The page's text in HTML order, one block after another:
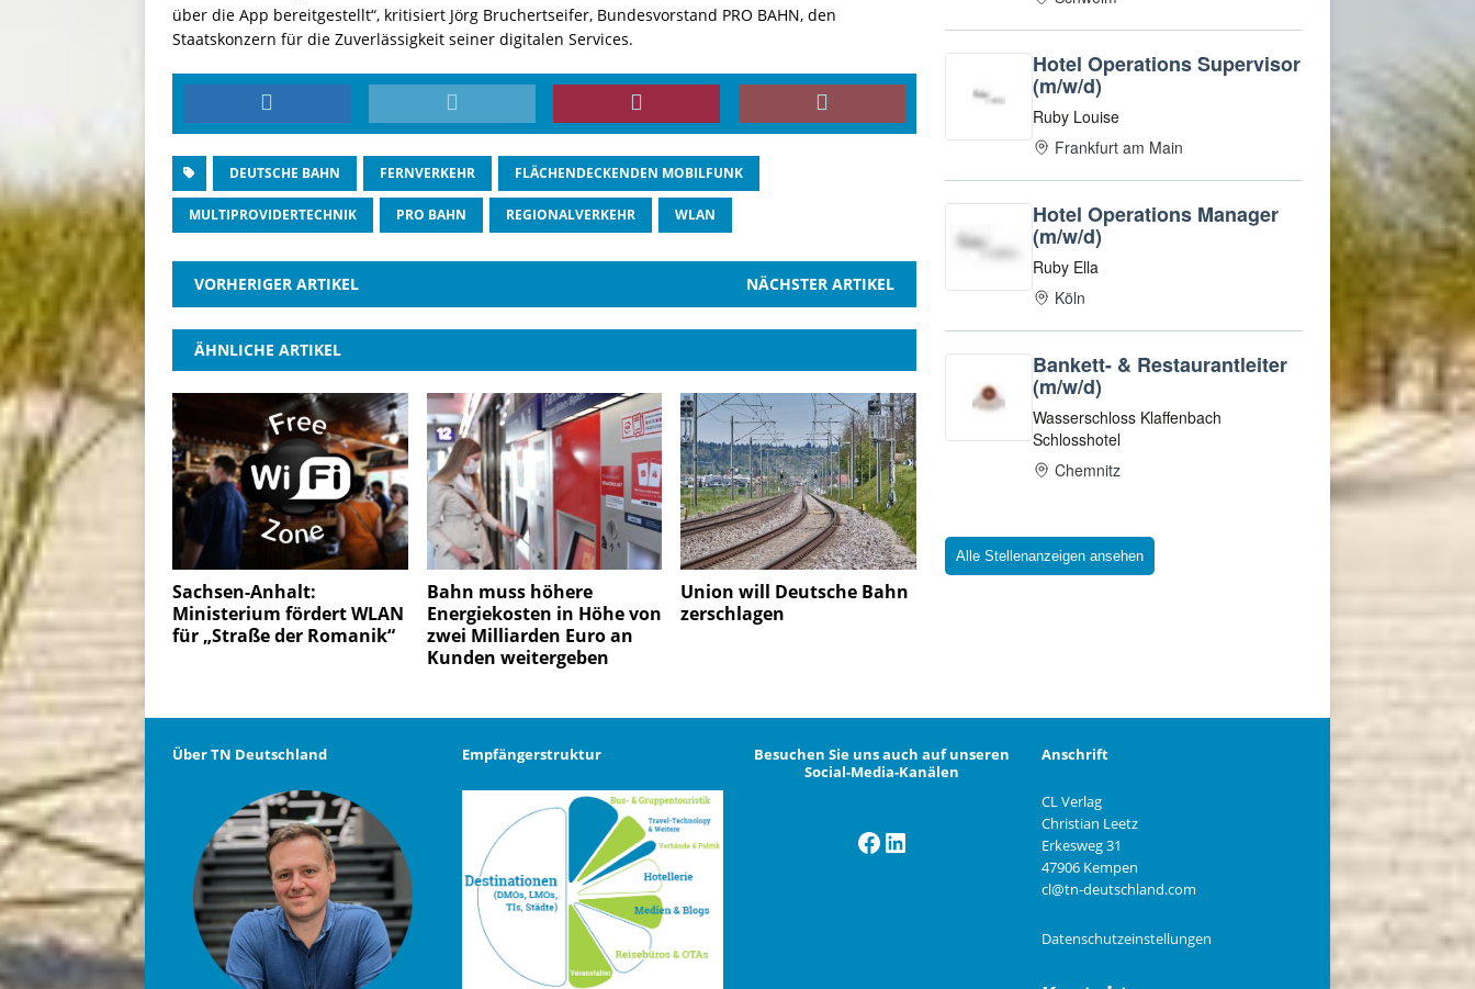
über die App bereitgestellt“, kritisiert Jörg Bruchertseifer, Bundesvorstand PRO BAHN, den
Staatskonzern für die Zuverlässigkeit seiner digitalen Services.
DEUTSCHE BAHN FERNVERKEHR FLÄCHENDECKENDEN MOBILFUNK
MULTIPROVIDERTECHNIK PRO BAHN REGIONALVERKEHR WLAN
VORHERIGER ARTIKEL NÄCHSTER ARTIKEL
ÄHNLICHE ARTIKEL
Sachsen-Anhalt:
Ministerium fördert WLAN
für „Straße der Romanik“
Bahn muss höhere
Energiekosten in Höhe von
zwei Milliarden Euro an
Kunden weitergeben
Union will Deutsche Bahn
zerschlagen
Alle Stellenanzeigen ansehen
Über TN Deutschland Empfängerstruktur
Besuchen Sie uns auch auf unseren
Social-Media-Kanälen
Facebook
LinkedIn
Anschrift
CL Verlag
Christian Leetz
Erkesweg 31
47906 Kempen
cl@tn-deutschland.com
Datenschutzeinstellungen